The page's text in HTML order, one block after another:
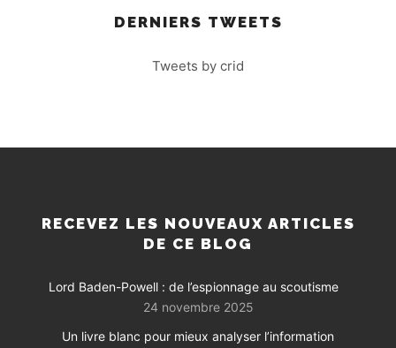
DERNIERS TWEETS
Tweets by crid
RECEVEZ LES NOUVEAUX ARTICLES
DE CE BLOG
Lord Baden-Powell : de l’espionnage au scoutisme
24 novembre 2025
Un livre blanc pour mieux analyser l’information